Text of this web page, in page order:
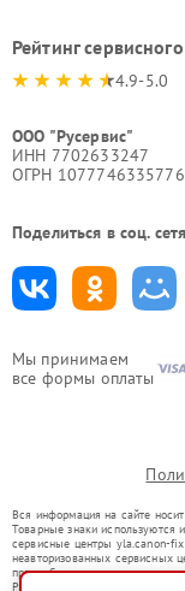
Мы принимаем
все формы оплаты
Рейтинг
4.9-5.0
ООО "Русервис"
ИНН 7702633247
ОГРН 1077746335776
Поделиться в соц.
Вся информация на сайте
Товарные знаки используются
сервисные центры yla.canon-
неавторизованных сервисных
правообладателями товарных
Ремонт осуществляется для